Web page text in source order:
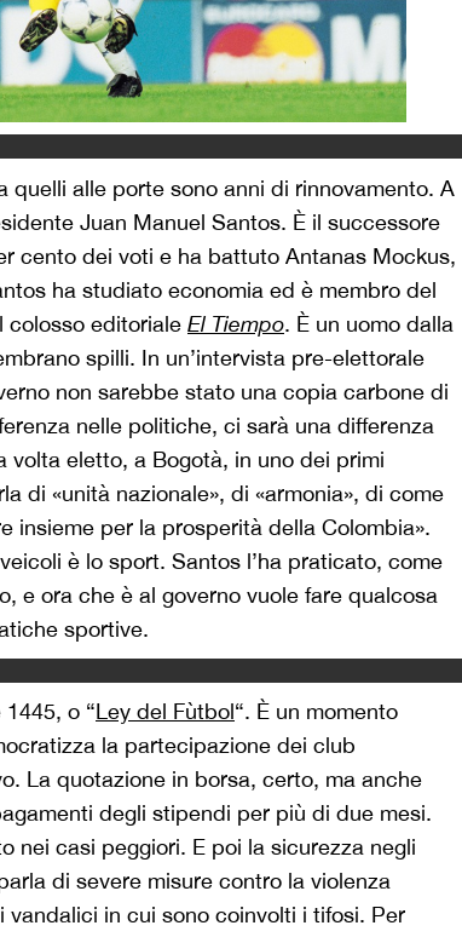
quelli alle porte sono anni di rinnovamento. A
Juan Manuel Santos. È il successore
cento dei voti e ha battuto Antanas Mockus,
ha studiato economia ed è membro del
colosso editoriale El Tiempo. È un uomo dalla
spilli. In un’intervista pre-elettorale
non sarebbe stato una copia carbone di
nelle politiche, ci sarà una differenza
volta eletto, a Bogotà, in uno dei primi
di «unità nazionale», di «armonia», di come
insieme per la prosperità della Colombia».
è lo sport. Santos l’ha praticato, come
e ora che è al governo vuole fare qualcosa
sportive.
o “Ley del Fùtbol“. È un momento
la partecipazione dei club
La quotazione in borsa, certo, ma anche
degli stipendi per più di due mesi.
nei casi peggiori. E poi la sicurezza negli
di severe misure contro la violenza
in cui sono coinvolti i tifosi. Per